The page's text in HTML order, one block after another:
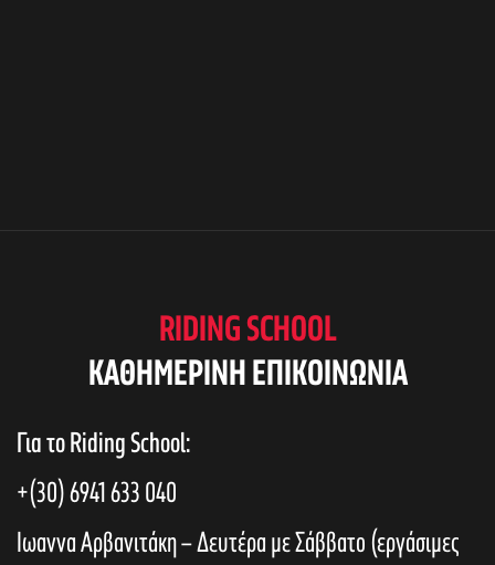
RIDING SCHOOL
KAΘΗΜΕΡΙΝΗ ΕΠΙΚΟΙΝΩΝΙΑ
Για το Riding School:
+(30) 6941 633 040
Ιωαννα Αρβανιτάκη – Δευτέρα με Σάββατο (εργάσιμες